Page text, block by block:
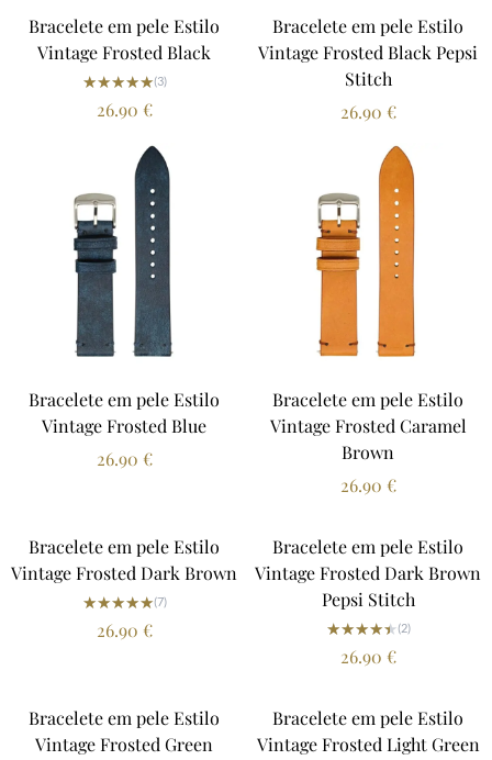
Bracelete em pele Estilo
Vintage Frosted Black
★★★★★
★★★★★(3)
26.90 €
Bracelete em pele Estilo
Vintage Frosted Black Pepsi
Stitch
26.90 €
Bracelete em pele Estilo
Vintage Frosted Blue
26.90 €
Bracelete em pele Estilo
Vintage Frosted Caramel
Brown
26.90 €
Bracelete em pele Estilo
Vintage Frosted Dark Brown
★★★★★
★★★★★(7)
26.90 €
Bracelete em pele Estilo
Vintage Frosted Dark Brown
Pepsi Stitch
★★★★★
★★★★★(2)
26.90 €
Bracelete em pele Estilo
Vintage Frosted Green
Bracelete em pele Estilo
Vintage Frosted Light Green